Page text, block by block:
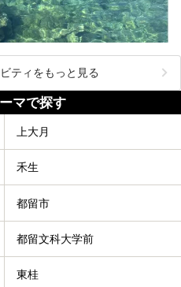
ティをもっと見る
マで探す
上大月
禾生
都留市
都留文科大学前
東桂